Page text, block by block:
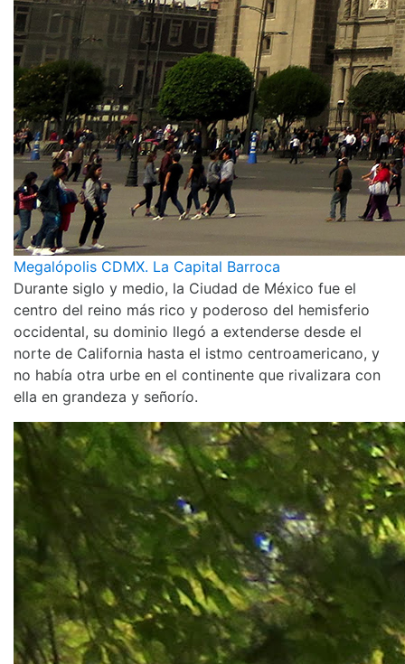
Megalópolis CDMX. La Capital Barroca
Durante siglo y medio, la Ciudad de México fue el
centro del reino más rico y poderoso del hemisferio
occidental, su dominio llegó a extenderse desde el
norte de California hasta el istmo centroamericano, y
no había otra urbe en el continente que rivalizara con
ella en grandeza y señorío.